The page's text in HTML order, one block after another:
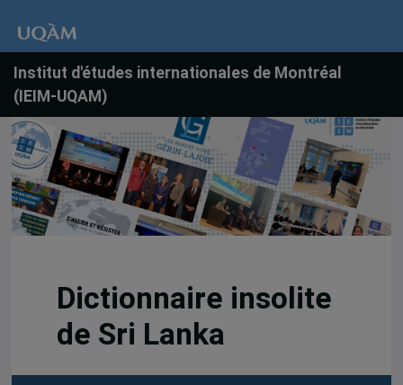
Institut d'études internationales de Montréal
(IEIM-UQAM)
Dictionnaire insolite
de Sri Lanka